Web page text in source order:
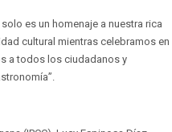
es un homenaje a nuestra rica
cultural mientras celebramos en
a todos los ciudadanos y